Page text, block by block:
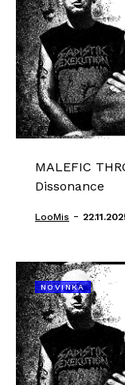
MALEFIC
Dissonance
LooMis -
NOVINKA